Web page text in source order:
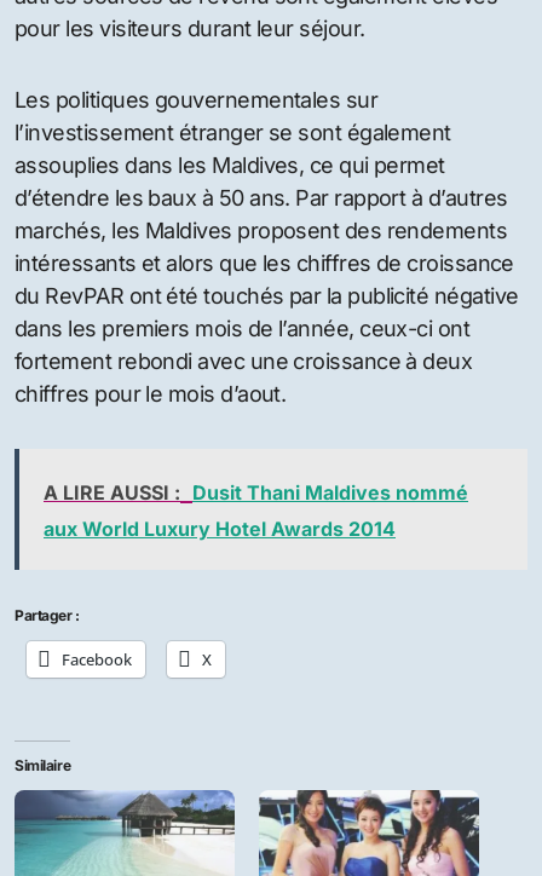
reste fort pour les bons prospects, et ce sont les
opportunité pour la croissance en valeur du capital
« , a déclaré Tom Oakden, vice-président exécutif
des ventes de placement à Jones Lang LaSalle
Hotels.
Les Maldives ont élargi leur appel au-delà de la lune
de miel avec un afflux de visiteurs chinois toujours
en augmentation qui arrivent dans la destination des
îles paradisiaques depuis des trois dernières
années. Du point de vue des investissements, les
donné le concept « one island, one resort » ( une île,
une station balnéaire), la nourriture, les boissons et
Les politiques gouvernementales sur
d’étendre les baux à 50 ans. Par rapport à d’autres
marchés, les Maldives proposent des rendements
intéressants et alors que les chiffres de croissance
du RevPAR ont été touchés par la publicité négative